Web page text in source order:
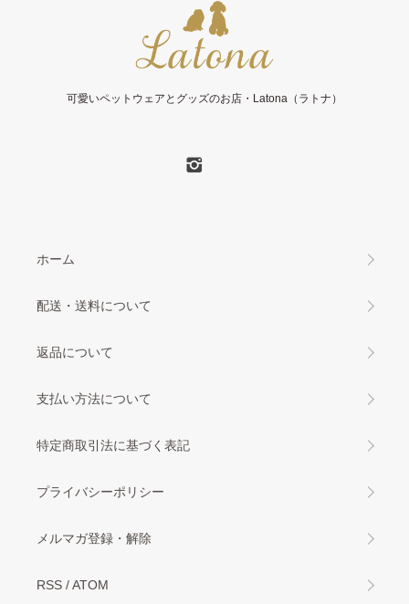
可愛いペットウェアとグッズのお店・Latona（ラトナ）
ホーム
配送・送料について
返品について
支払い方法について
特定商取引法に基づく表記
プライバシーポリシー
メルマガ登録・解除
RSS /ATOM